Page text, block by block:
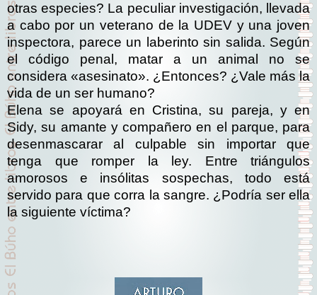
otras especies? La peculiar investigación, llevada
a cabo por un veterano de la UDEV y una joven
inspectora, parece un laberinto sin salida. Según
el código penal, matar a un animal no se
considera «asesinato». ¿Entonces? ¿Vale más la
vida de un ser humano?
Elena se apoyará en Cristina, su pareja, y en
Sidy, su amante y compañero en el parque, para
desenmascarar al culpable sin importar que
tenga que romper la ley. Entre triángulos
amorosos e insólitas sospechas, todo está
servido para que corra la sangre. ¿Podría ser ella
la siguiente víctima?